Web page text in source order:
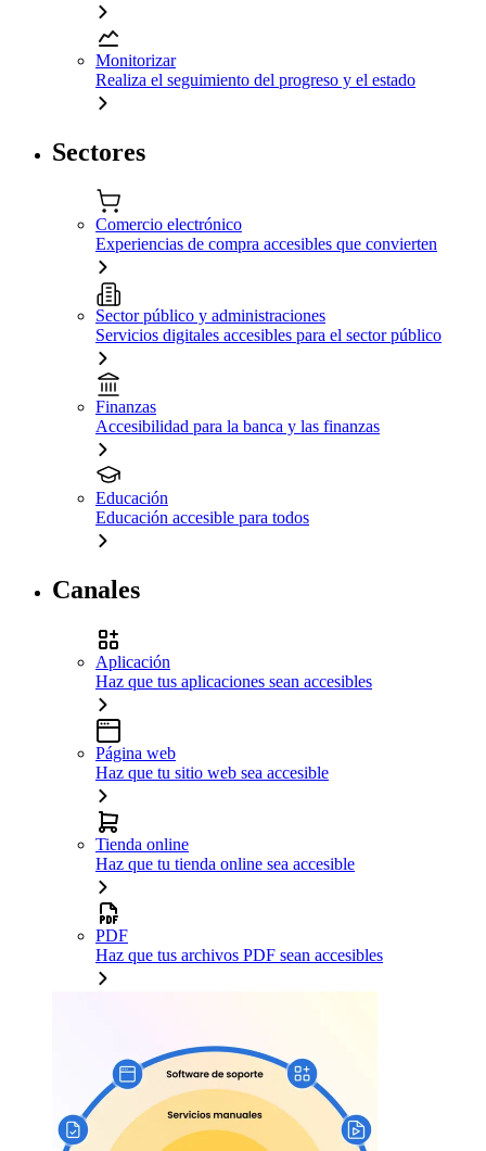
Monitorizar
Realiza el seguimiento del progreso y el estado
Sectores
Comercio electrónico
Experiencias de compra accesibles que convierten
Sector público y administraciones
Servicios digitales accesibles para el sector público
Finanzas
Accesibilidad para la banca y las finanzas
Educación
Educación accesible para todos
Canales
Aplicación
Haz que tus aplicaciones sean accesibles
Página web
Haz que tu sitio web sea accesible
Tienda online
Haz que tu tienda online sea accesible
PDF
Haz que tus archivos PDF sean accesibles